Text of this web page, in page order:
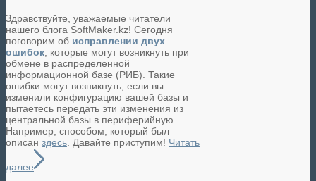
Здравствуйте, уважаемые читатели
нашего блога SoftMaker.kz! Сегодня
поговорим об исправлении двух
ошибок, которые могут возникнуть при
обмене в распределенной
информационной базе (РИБ). Такие
ошибки могут возникнуть, если вы
изменили конфигурацию вашей базы и
пытаетесь передать эти изменения из
центральной базы в периферийную.
Например, способом, который был
описан здесь. Давайте приступим! Читать
далее